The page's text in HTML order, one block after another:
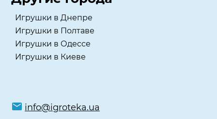
Игрушки в Днепре
Игрушки в Полтаве
Игрушки в Одессе
Игрушки в Киеве
info@igroteka.ua